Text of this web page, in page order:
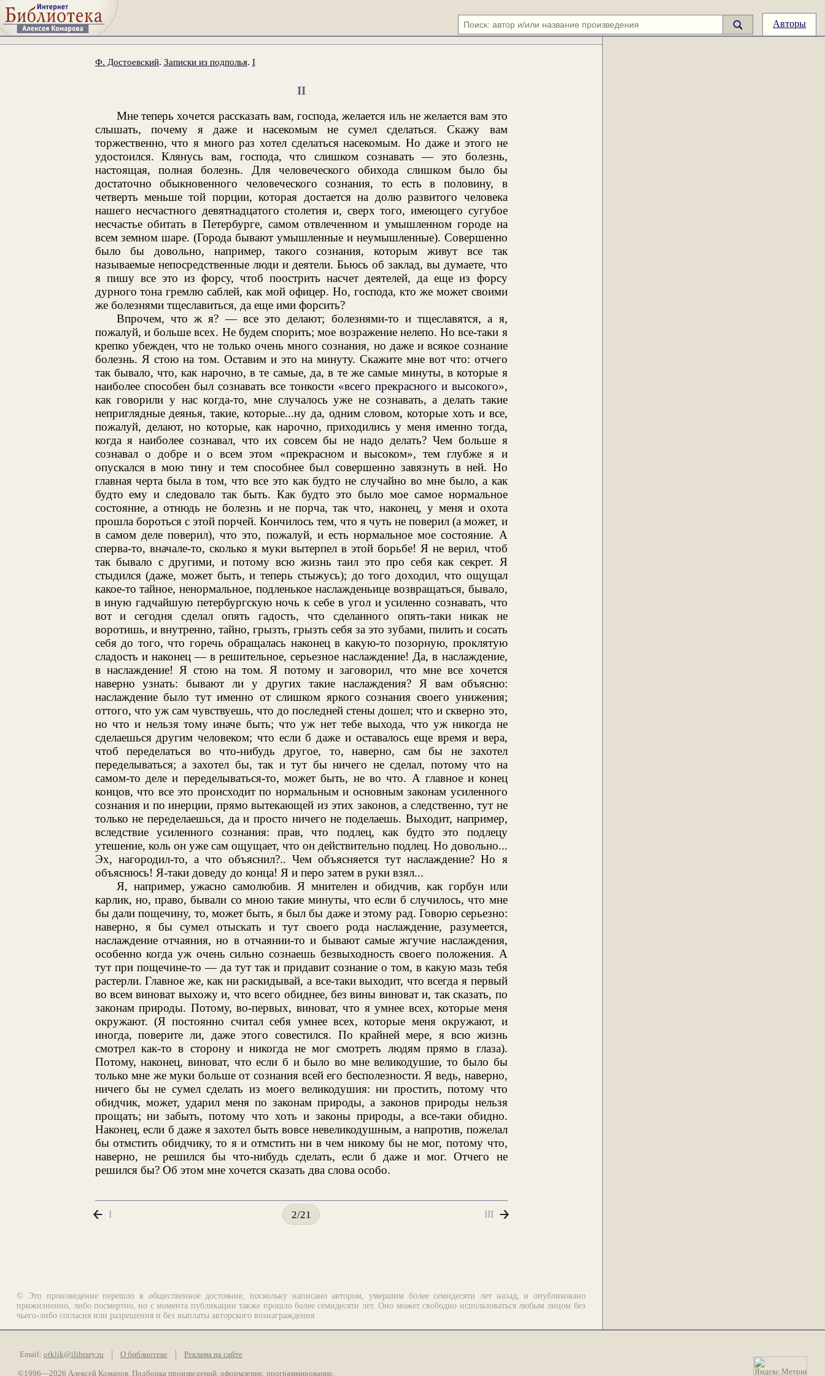
Авторы
Ф. Достоевский. Записки из подполья. I
II
Мне теперь хочется рассказать вам, господа, желается иль не желается вам это
слышать, почему я даже и насекомым не сумел сделаться. Скажу вам
торжественно, что я много раз хотел сделаться насекомым. Но даже и этого не
удостоился. Клянусь вам, господа, что слишком сознавать — это болезнь,
настоящая, полная болезнь. Для человеческого обихода слишком было бы
достаточно обыкновенного человеческого сознания, то есть в половину, в
четверть меньше той порции, которая достается на долю развитого человека
нашего несчастного девятнадцатого столетия и, сверх того, имеющего сугубое
несчастье обитать в Петербурге, самом отвлеченном и умышленном городе на
всем земном шаре. (Города бывают умышленные и неумышленные). Совершенно
было бы довольно, например, такого сознания, которым живут все так
называемые непосредственные люди и деятели. Бьюсь об заклад, вы думаете, что
я пишу все это из форсу, чтоб поострить насчет деятелей, да еще из форсу
дурного тона гремлю саблей, как мой офицер. Но, господа, кто же может своими
же болезнями тщеславиться, да еще ими форсить?
Впрочем, что ж я? — все это делают; болезнями-то и тщеславятся, а я,
пожалуй, и больше всех. Не будем спорить; мое возражение нелепо. Но все-таки я
крепко убежден, что не только очень много сознания, но даже и всякое сознание
болезнь. Я стою на том. Оставим и это на минуту. Скажите мне вот что: отчего
так бывало, что, как нарочно, в те самые, да, в те же самые минуты, в которые я
наиболее способен был сознавать все тонкости «всего прекрасного и высокого»,
как говорили у нас когда-то, мне случалось уже не сознавать, а делать такие
неприглядные деянья, такие, которые...ну да, одним словом, которые хоть и все,
пожалуй, делают, но которые, как нарочно, приходились у меня именно тогда,
когда я наиболее сознавал, что их совсем бы не надо делать? Чем больше я
сознавал о добре и о всем этом «прекрасном и высоком», тем глубже я и
опускался в мою тину и тем способнее был совершенно завязнуть в ней. Но
главная черта была в том, что все это как будто не случайно во мне было, а как
будто ему и следовало так быть. Как будто это было мое самое нормальное
состояние, а отнюдь не болезнь и не порча, так что, наконец, у меня и охота
прошла бороться с этой порчей. Кончилось тем, что я чуть не поверил (а может, и
в самом деле поверил), что это, пожалуй, и есть нормальное мое состояние. А
сперва-то, вначале-то, сколько я муки вытерпел в этой борьбе! Я не верил, чтоб
так бывало с другими, и потому всю жизнь таил это про себя как секрет. Я
стыдился (даже, может быть, и теперь стыжусь); до того доходил, что ощущал
какое-то тайное, ненормальное, подленькое наслажденьице возвращаться, бывало,
в иную гадчайшую петербургскую ночь к себе в угол и усиленно сознавать, что
вот и сегодня сделал опять гадость, что сделанного опять-таки никак не
воротишь, и внутренно, тайно, грызть, грызть себя за это зубами, пилить и сосать
себя до того, что горечь обращалась наконец в какую-то позорную, проклятую
сладость и наконец — в решительное, серьезное наслаждение! Да, в наслаждение,
в наслаждение! Я стою на том. Я потому и заговорил, что мне все хочется
наверно узнать: бывают ли у других такие наслаждения? Я вам объясню:
наслаждение было тут именно от слишком яркого сознания своего унижения;
оттого, что уж сам чувствуешь, что до последней стены дошел; что и скверно это,
но что и нельзя тому иначе быть; что уж нет тебе выхода, что уж никогда не
сделаешься другим человеком; что если б даже и оставалось еще время и вера,
чтоб переделаться во что-нибудь другое, то, наверно, сам бы не захотел
переделываться; а захотел бы, так и тут бы ничего не сделал, потому что на
самом-то деле и переделываться-то, может быть, не во что. А главное и конец
концов, что все это происходит по нормальным и основным законам усиленного
сознания и по инерции, прямо вытекающей из этих законов, а следственно, тут не
только не переделаешься, да и просто ничего не поделаешь. Выходит, например,
вследствие усиленного сознания: прав, что подлец, как будто это подлецу
утешение, коль он уже сам ощущает, что он действительно подлец. Но довольно...
Эх, нагородил-то, а что объяснил?.. Чем объясняется тут наслаждение? Но я
объяснюсь! Я-таки доведу до конца! Я и перо затем в руки взял...
Я, например, ужасно самолюбив. Я мнителен и обидчив, как горбун или
карлик, но, право, бывали со мною такие минуты, что если б случилось, что мне
бы дали пощечину, то, может быть, я был бы даже и этому рад. Говорю серьезно:
наверно, я бы сумел отыскать и тут своего рода наслаждение, разумеется,
наслаждение отчаяния, но в отчаянии-то и бывают самые жгучие наслаждения,
особенно когда уж очень сильно сознаешь безвыходность своего положения. А
тут при пощечине-то — да тут так и придавит сознание о том, в какую мазь тебя
растерли. Главное же, как ни раскидывай, а все-таки выходит, что всегда я первый
во всем виноват выхожу и, что всего обиднее, без вины виноват и, так сказать, по
законам природы. Потому, во-первых, виноват, что я умнее всех, которые меня
окружают. (Я постоянно считал себя умнее всех, которые меня окружают, и
иногда, поверите ли, даже этого совестился. По крайней мере, я всю жизнь
смотрел как-то в сторону и никогда не мог смотреть людям прямо в глаза).
Потому, наконец, виноват, что если б и было во мне великодушие, то было бы
только мне же муки больше от сознания всей его бесполезности. Я ведь, наверно,
ничего бы не сумел сделать из моего великодушия: ни простить, потому что
обидчик, может, ударил меня по законам природы, а законов природы нельзя
прощать; ни забыть, потому что хоть и законы природы, а все-таки обидно.
Наконец, если б даже я захотел быть вовсе невеликодушным, а напротив, пожелал
бы отмстить обидчику, то я и отмстить ни в чем никому бы не мог, потому что,
наверно, не решился бы что-нибудь сделать, если б даже и мог. Отчего не
решился бы? Об этом мне хочется сказать два слова особо.
I 2/21 III
© Это произведение перешло в общественное достояние, поскольку написано автором, умершим более семидесяти лет назад, и опубликовано
прижизненно, либо посмертно, но с момента публикации также прошло более семидесяти лет. Оно может свободно использоваться любым лицом без
чьего-либо согласия или разрешения и без выплаты авторского вознаграждения.
Email: otklik@ilibrary.ru О библиотеке Реклама на сайте
©1996—2026 Алексей Комаров. Подборка произведений, оформление, программирование.